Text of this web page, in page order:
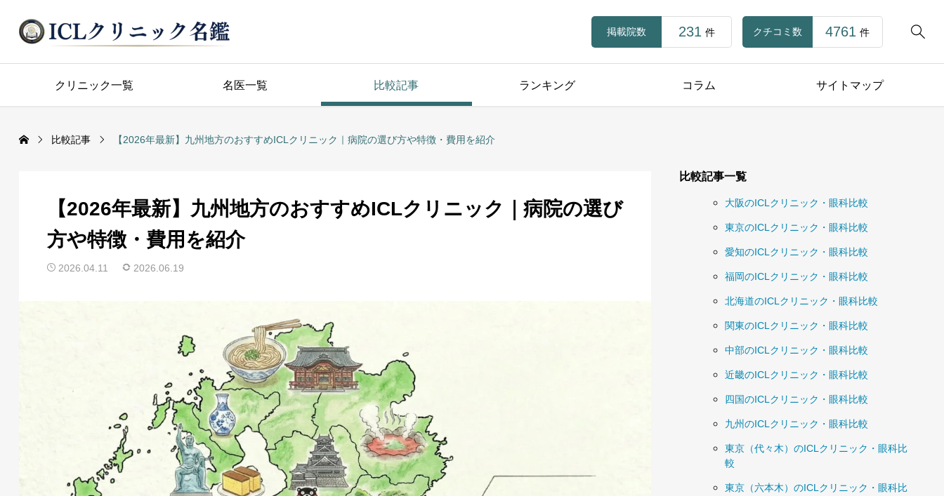

掲載院数 231 件 クチコミ数 4761 件
クリニック一覧 名医一覧 比較記事 ランキング コラム サイトマップ
比較記事 【2026年最新】九州地方のおすすめICLクリニック｜病院の選び方や特徴・費用を紹介
【2026年最新】九州地方のおすすめICLクリニック｜病院の選び
方や特徴・費用を紹介
2026.04.11 2026.06.19
比較記事一覧
大阪のICLクリニック・眼科比較
東京のICLクリニック・眼科比較
愛知のICLクリニック・眼科比較
福岡のICLクリニック・眼科比較
北海道のICLクリニック・眼科比較
関東のICLクリニック・眼科比較
中部のICLクリニック・眼科比較
近畿のICLクリニック・眼科比較
四国のICLクリニック・眼科比較
九州のICLクリニック・眼科比較
東京（代々木）のICLクリニック・眼科比
較
東京（六本木）のICLクリニック・眼科比